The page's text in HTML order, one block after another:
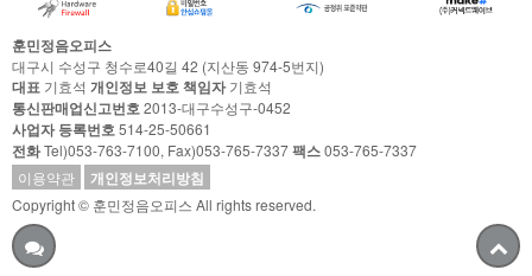
훈민정음오피스
대구시 수성구 청수로40길 42 (지산동 974-5번지)
대표 기효석 개인정보 보호 책임자기효석
통신판매업신고번호2013-대구수성구-0452
사업자 등록번호514-25-50661
전화Tel)053-763-7100, Fax)053-765-7337팩스053-765-7337
이용약관
개인정보처리방침
Copyright © 훈민정음오피스 All rights reserved.